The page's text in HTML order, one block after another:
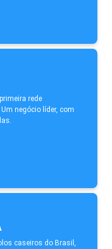
rede
negócio líder, com
caseiros do Brasil,